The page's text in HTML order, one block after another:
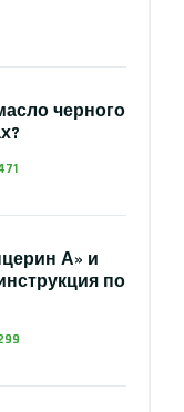
черного
А» и
по